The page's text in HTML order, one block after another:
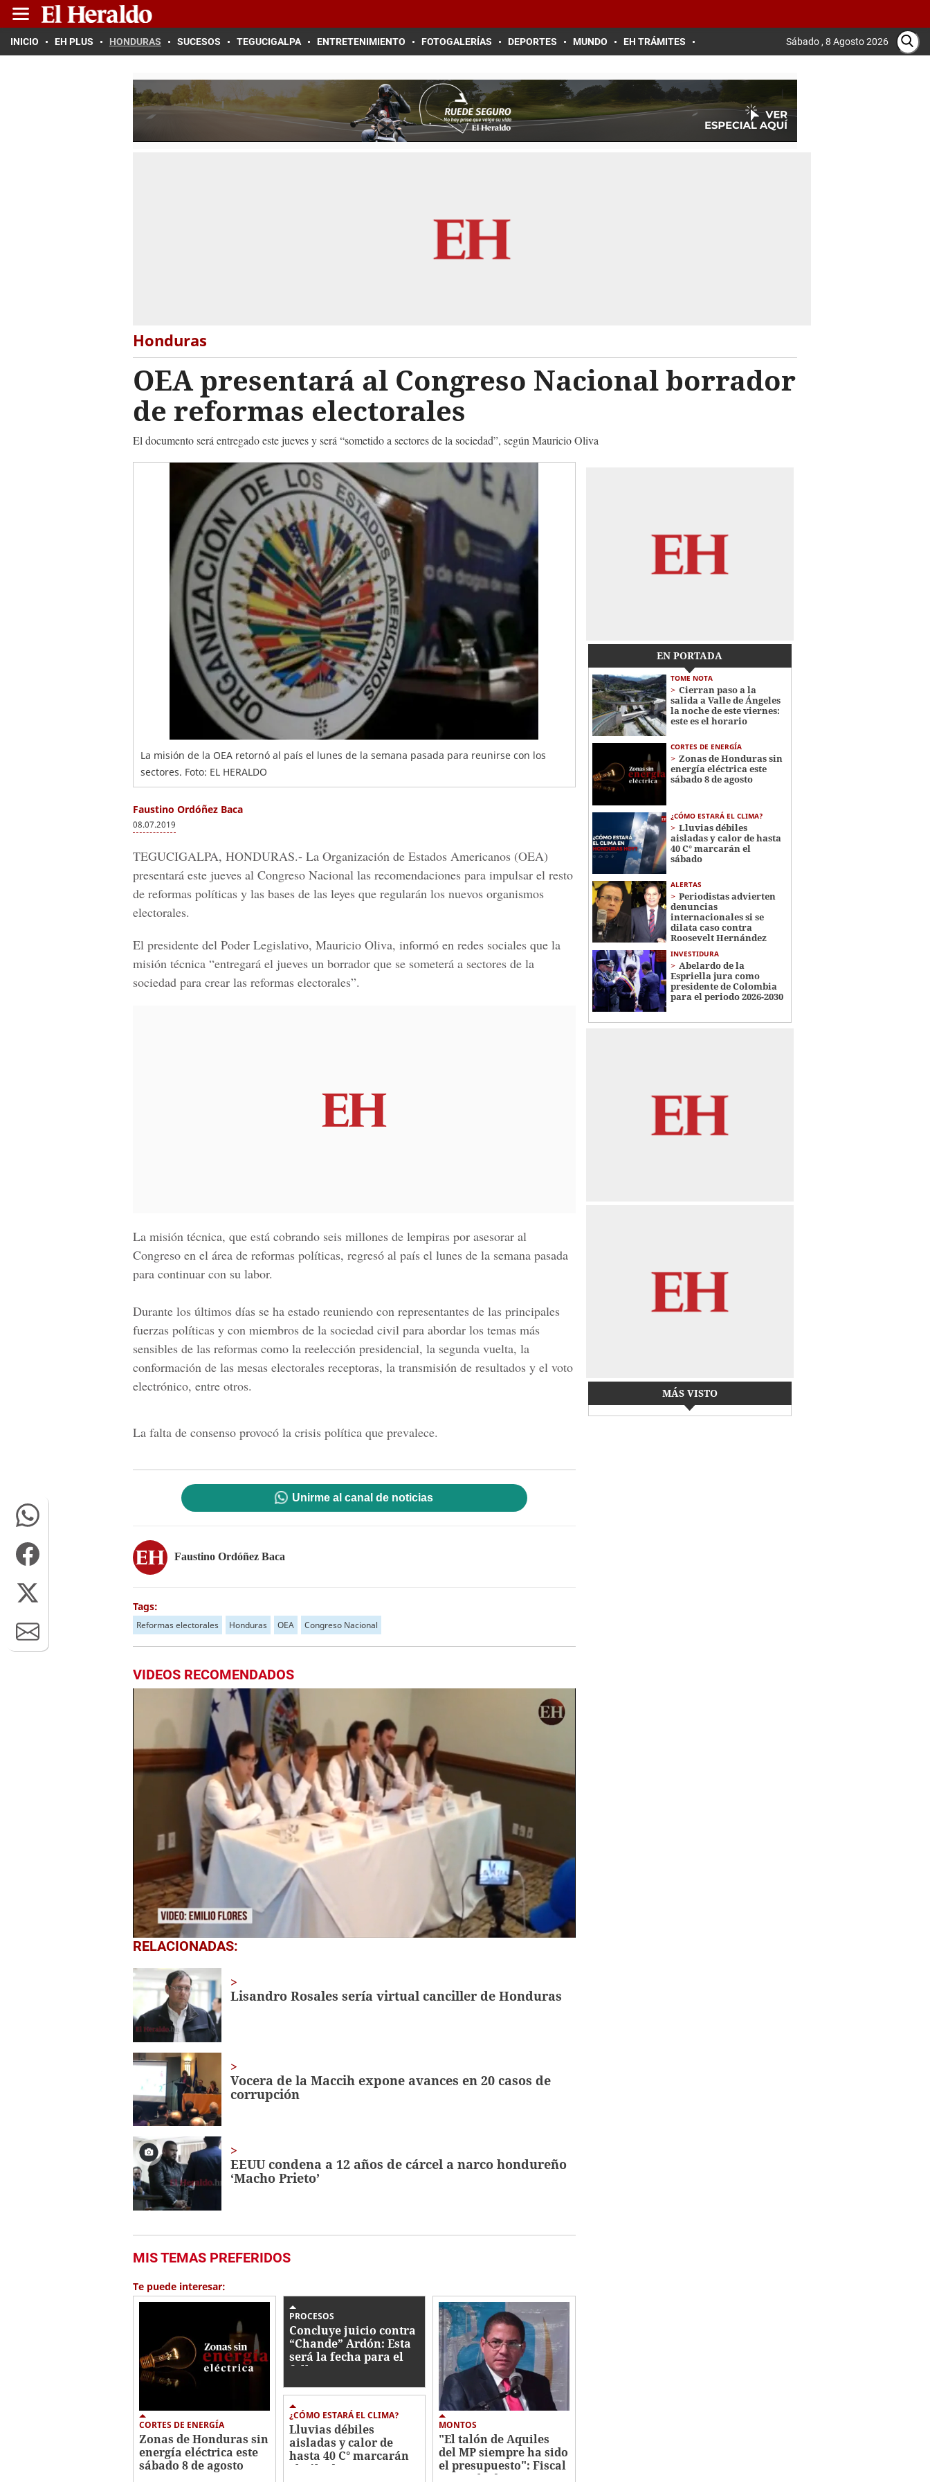
INICIO EH PLUS HONDURAS SUCESOS TEGUCIGALPA ENTRETENIMIENTO FOTOGALERÍAS DEPORTES MUNDO EH TRÁMITES Sábado , 8 Agosto 2026
Honduras
OEA presentará al Congreso Nacional borrador
de reformas electorales
El documento será entregado este jueves y será “sometido a sectores de la sociedad”, según Mauricio Oliva
La misión de la OEA retornó al país el lunes de la semana pasada para reunirse con los
sectores. Foto: EL HERALDO
Faustino Ordóñez Baca
08.07.2019
TEGUCIGALPA, HONDURAS.- La Organización de Estados Americanos (OEA)
presentará este jueves al Congreso Nacional las recomendaciones para impulsar el resto
de reformas políticas y las bases de las leyes que regularán los nuevos organismos
electorales.
El presidente del Poder Legislativo, Mauricio Oliva, informó en redes sociales que la
misión técnica “entregará el jueves un borrador que se someterá a sectores de la
sociedad para crear las reformas electorales”.
La misión técnica, que está cobrando seis millones de lempiras por asesorar al
Congreso en el área de reformas políticas, regresó al país el lunes de la semana pasada
para continuar con su labor.
Durante los últimos días se ha estado reuniendo con representantes de las principales
fuerzas políticas y con miembros de la sociedad civil para abordar los temas más
sensibles de las reformas como la reelección presidencial, la segunda vuelta, la
conformación de las mesas electorales receptoras, la transmisión de resultados y el voto
electrónico, entre otros.
La falta de consenso provocó la crisis política que prevalece.
Unirme al canal de noticias
Faustino Ordóñez Baca
Tags:
Reformas electorales Honduras OEA Congreso Nacional
VIDEOS RECOMENDADOS
0
of
secondsVolume
0%
RELACIONADAS:
Lisandro Rosales sería virtual canciller de Honduras
Vocera de la Maccih expone avances en 20 casos de
corrupción
EEUU condena a 12 años de cárcel a narco hondureño
‘Macho Prieto’
MIS TEMAS PREFERIDOS
Te puede interesar:
CORTES DE ENERGÍA
Zonas de Honduras sin
energía eléctrica este
sábado 8 de agosto
PROCESOS
Concluye juicio contra
“Chande” Ardón: Esta
será la fecha para el
fallo
¿CÓMO ESTARÁ EL CLIMA?
Lluvias débiles
aisladas y calor de
hasta 40 C° marcarán
el sábado
MONTOS
"El talón de Aquiles
del MP siempre ha sido
el presupuesto": Fiscal
general adjunto
EN PORTADA
TOME NOTA
Cierran paso a la
salida a Valle de Ángeles
la noche de este viernes:
este es el horario
CORTES DE ENERGÍA
Zonas de Honduras sin
energía eléctrica este
sábado 8 de agosto
¿CÓMO ESTARÁ EL CLIMA?
Lluvias débiles
aisladas y calor de hasta
40 C° marcarán el
sábado
ALERTAS
Periodistas advierten
denuncias
internacionales si se
dilata caso contra
Roosevelt Hernández
INVESTIDURA
Abelardo de la
Espriella jura como
presidente de Colombia
para el periodo 2026-2030
MÁS VISTO